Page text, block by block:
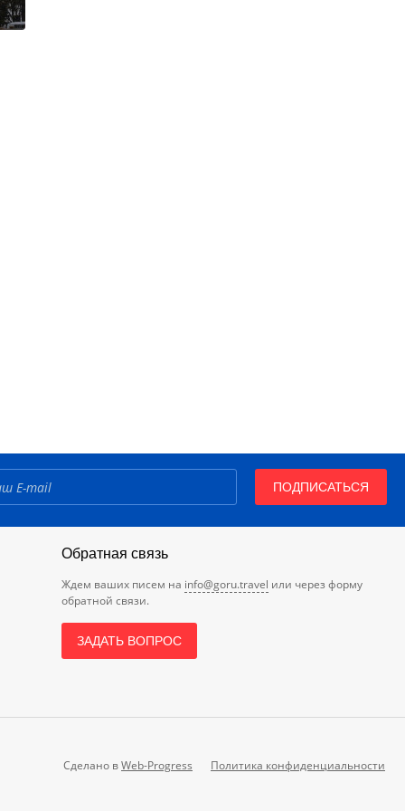
ПОДПИСАТЬСЯ
Обратная связь
Ждем ваших писем на info@goru.travel или через форму
обратной связи.
ЗАДАТЬ ВОПРОС
Сделано вWeb-Progress Политика конфиденциальности